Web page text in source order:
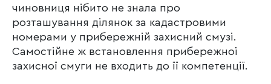
чиновниця нібито не знала про
розташування ділянок за кадастровими
номерами у прибережній захисний смузі.
Самостійне ж встановлення прибережної
захисної смуги не входить до її компетенції.